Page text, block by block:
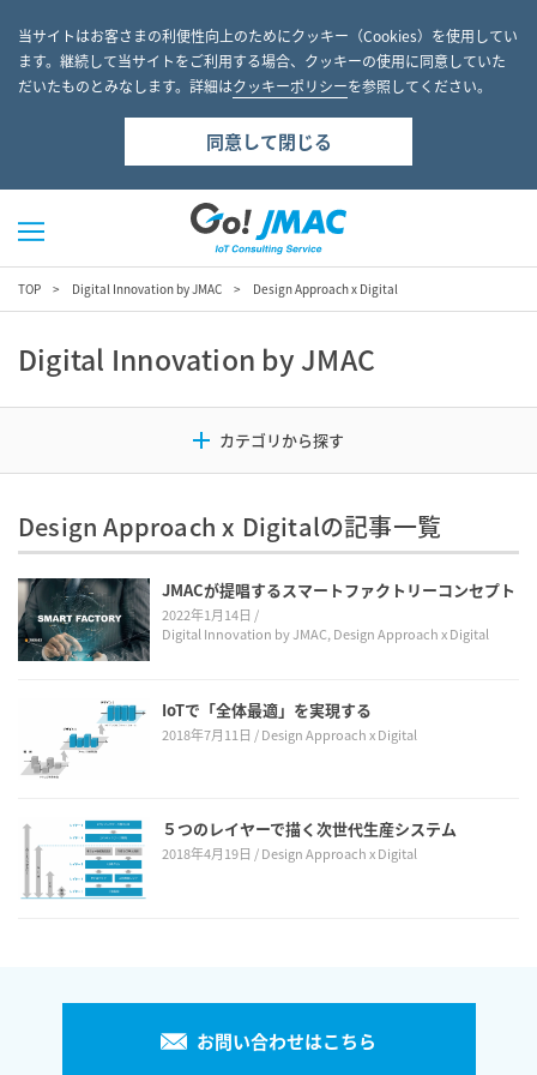
TOP Digital Innovation by JMAC Design Approach x Digital
Digital Innovation by JMAC
Design Approach x Digitalの記事一覧
JMACが提唱するスマートファクトリーコンセプト
2022年1月14日
Digital Innovation by JMAC, Design Approach x Digital
IoTで「全体最適」を実現する
2018年7月11日 Design Approach x Digital
５つのレイヤーで描く次世代生産システム
2018年4月19日 Design Approach x Digital
お問い合わせはこちら
当サイトはお客さまの利便性向上のためにクッキー（Cookies）を使用してい
ます。継続して当サイトをご利用する場合、クッキーの使用に同意していた
だいたものとみなします。詳細はクッキーポリシーを参照してください。
同意して閉じる